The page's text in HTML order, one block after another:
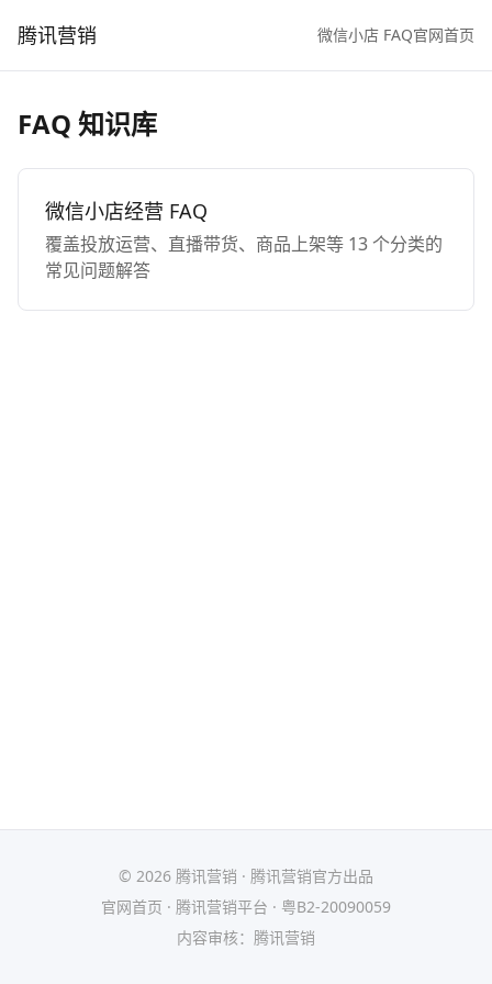
腾讯营销 微信小店 FAQ官网首页
FAQ 知识库
微信小店经营 FAQ
覆盖投放运营、直播带货、商品上架等 13 个分类的
常见问题解答
© 2026 腾讯营销 · 腾讯营销官方出品
官网首页 · 腾讯营销平台 · 粤B2-20090059
内容审核：腾讯营销